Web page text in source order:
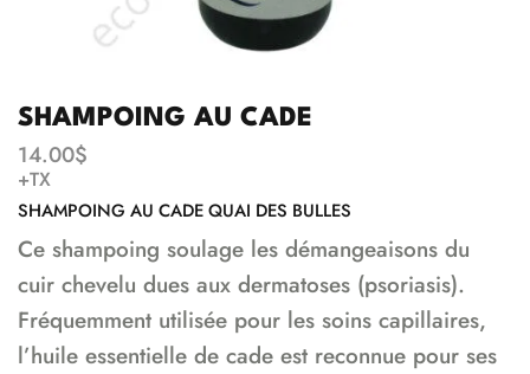
SHAMPOING AU CADE
14.00$
+TX
SHAMPOING AU CADE QUAI DES BULLES
Ce shampoing soulage les démangeaisons du
cuir chevelu dues aux dermatoses (psoriasis).
Fréquemment utilisée pour les soins capillaires,
l’huile essentielle de cade est reconnue pour ses